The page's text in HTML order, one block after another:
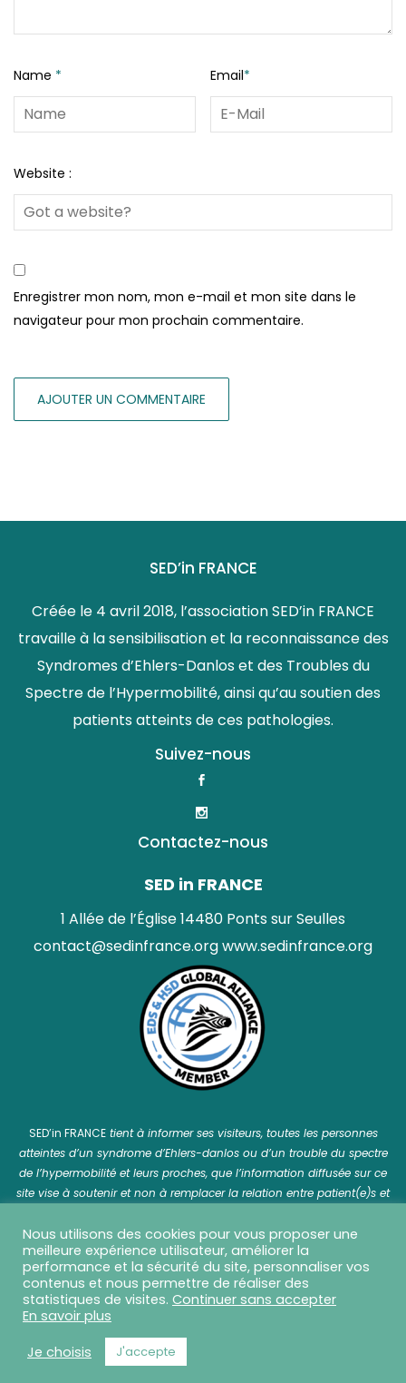
Name * Email*
Website :
Enregistrer mon nom, mon e-mail et mon site dans le
navigateur pour mon prochain commentaire.
SED’in FRANCE
Créée le 4 avril 2018, l’association SED’in FRANCE
travaille à la sensibilisation et la reconnaissance des
Syndromes d’Ehlers-Danlos et des Troubles du
Spectre de l’Hypermobilité, ainsi qu’au soutien des
patients atteints de ces pathologies.
Suivez-nous
Contactez-nous
SED in FRANCE
1 Allée de l’Église 14480 Ponts sur Seulles
contact@sedinfrance.orgwww.sedinfrance.org
SED’in FRANCEtient à informer ses visiteurs, toutes les personnes
atteintes d’un syndrome d’Ehlers-danlos ou d’un trouble du spectre
de l’hypermobilité et leurs proches, que l’information diffusée sur ce
site vise à soutenir et non à remplacer la relation entre patient(e)s et
SED in France © 2026 Tous droits réservés - Réalisation
Capture Communication
- Politique de confidentialité
Nous utilisons des cookies pour vous proposer une
meilleure expérience utilisateur, améliorer la
performance et la sécurité du site, personnaliser vos
contenus et nous permettre de réaliser des
statistiques de visites. Continuer sans accepter
En savoir plus
Je choisis
J'accepte